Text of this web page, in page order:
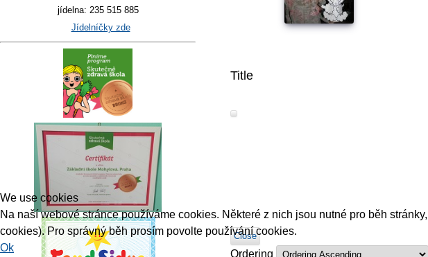
jídelna: 235 515 885
Jídelníčky zde
Title
Close
Ordering
We use cookies
Na naší webové stránce používáme cookies. Některé z nich jsou nutné pro běh
cookies). Pro správný běh prosím povolte používání cookies.
Ok